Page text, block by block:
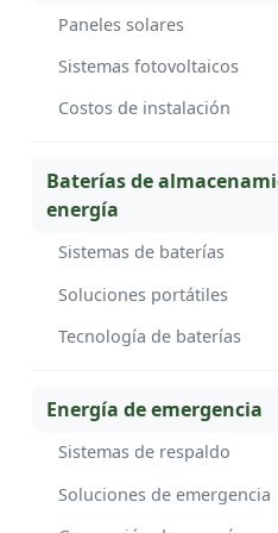
Paneles solares
Sistemas fotovoltaicos
Costos de instalación
Baterías de
energía
Sistemas de baterías
Soluciones portátiles
Tecnología de baterías
Energía de emergencia
Sistemas de respaldo
Soluciones de emergencia